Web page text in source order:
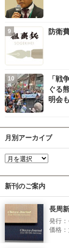
防衛
「戦
ぐる
明会
月別アーカイブ
新刊のご案内
長周
発行
価格：